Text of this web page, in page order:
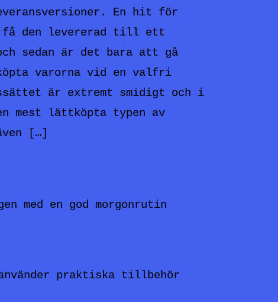
En hit för
den levererad till ett
sedan är det bara att gå
varorna vid en valfri
är extremt smidigt och i
mest lättköpta typen av
[…]
med en god morgonrutin
använder praktiska tillbehör